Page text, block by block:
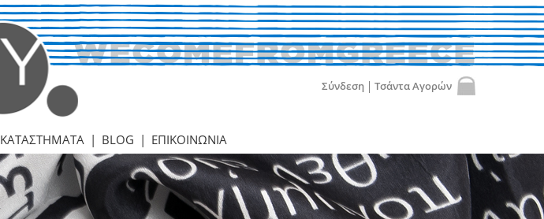
Σύνδεση
Ξέχασα τον κωδικό
Τσάντα Αγορών
ΚΑΤΑΣΤΗΜΑΤΑ | BLOG | ΕΠΙΚΟΙΝΩΝΙΑ